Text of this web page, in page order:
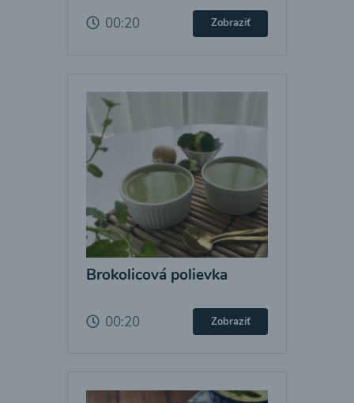
00:20 Zobraziť
Brokolicová polievka
00:20 Zobraziť